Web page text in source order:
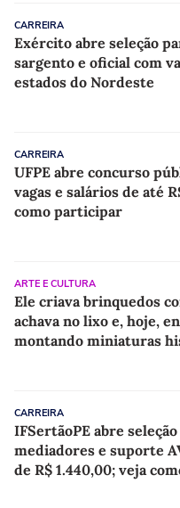
CARREIRA
Exército abre seleção
sargento e oficial com
estados do Nordeste
CARREIRA
UFPE abre concurso
vagas e salários de até
como participar
ARTE E CULTURA
Ele criava brinquedos
achava no lixo e, hoje,
montando miniaturas
CARREIRA
IFSertãoPE abre
mediadores e suporte
de R$ 1.440,00; veja